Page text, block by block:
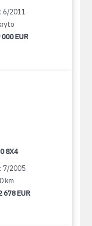
6/2011
000 EUR
8X4
7/2005
km
678 EUR